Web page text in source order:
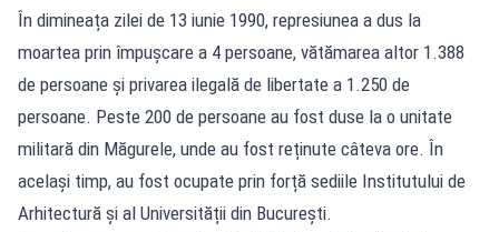
În dimineața zilei de 13 iunie 1990, represiunea a dus la
moartea prin împușcare a 4 persoane, vătămarea altor 1.388
de persoane și privarea ilegală de libertate a 1.250 de
persoane. Peste 200 de persoane au fost duse la o unitate
militară din Măgurele, unde au fost reținute câteva ore. În
același timp, au fost ocupate prin forță sediile Institutului de
Arhitectură și al Universității din București.